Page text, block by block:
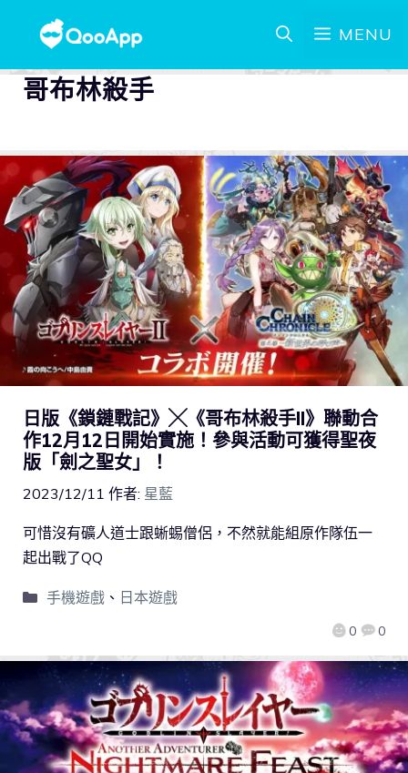
MENU
哥布林殺手
日版《鎖鏈戰記》╳《哥布林殺手II》聯動合
作12月12日開始實施！參與活動可獲得聖夜
版「劍之聖女」！
2023/12/11 作者: 星藍
0 0
可惜沒有礦人道士跟蜥蜴僧侶，不然就能組原作隊伍一
起出戰了QQ
手機遊戲、 日本遊戲